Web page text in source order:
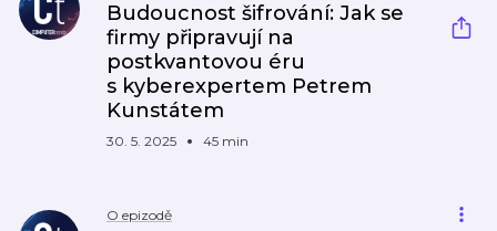
Budoucnost šifrování: Jak se
firmy připravují na
postkvantovou éru
s kyberexpertem Petrem
Kunstátem
30. 5. 2025 45 min
O epizodě